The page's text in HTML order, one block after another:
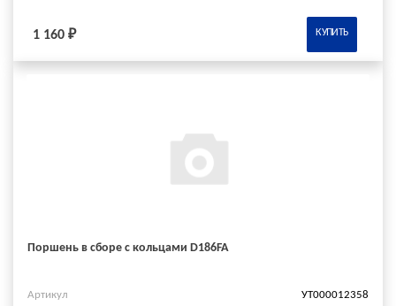
1 160 ₽ КУПИТЬ
Поршень в сборе с кольцами D186FA
Артикул УТ000012358